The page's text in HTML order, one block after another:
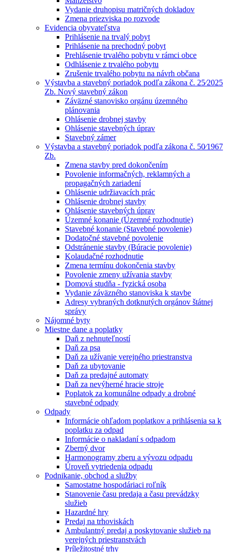
Vydanie druhopisu matričných dokladov
Zmena priezviska po rozvode
Evidencia obyvateľstva
Prihlásenie na trvalý pobyt
Prihlásenie na prechodný pobyt
Prehlásenie trvalého pobytu v rámci obce
Odhlásenie z trvalého pobytu
Zrušenie trvalého pobytu na návrh občana
Výstavba a stavebný poriadok podľa zákona č. 25⁄2025
Zb. Nový stavebný zákon
Záväzné stanovisko orgánu územného
plánovania
Ohlásenie drobnej stavby
Ohlásenie stavebných úprav
Stavebný zámer
Výstavba a stavebný poriadok podľa zákona č. 50⁄1967
Zb.
Zmena stavby pred dokončením
Povolenie informačných, reklamných a
propagačných zariadení
Ohlásenie udržiavacích prác
Ohlásenie drobnej stavby
Ohlásenie stavebných úprav
Územné konanie (Územné rozhodnutie)
Stavebné konanie (Stavebné povolenie)
Dodatočné stavebné povolenie
Odstránenie stavby (Búracie povolenie)
Kolaudačné rozhodnutie
Zmena termínu dokončenia stavby
Povolenie zmeny užívania stavby
Domová studňa - fyzická osoba
Vydanie záväzného stanoviska k stavbe
Adresy vybraných dotknutých orgánov štátnej
správy
Nájomné byty
Miestne dane a poplatky
Daň z nehnuteľností
Daň za psa
Daň za užívanie verejného priestranstva
Daň za ubytovanie
Daň za predajné automaty
Daň za nevýherné hracie stroje
Poplatok za komunálne odpady a drobné
stavebné odpady
Odpady
Informácie ohľadom poplatkov a prihlásenia sa k
poplatku za odpad
Informácie o nakladaní s odpadom
Zberný dvor
Harmonogramy zberu a vývozu odpadu
Úroveň vytriedenia odpadu
Podnikanie, obchod a služby
Samostatne hospodáriaci roľník
Stanovenie času predaja a času prevádzky
služieb
Hazardné hry
Predaj na trhoviskách
Ambulantný predaj a poskytovanie služieb na
verejných priestranstvách
Príležitostné trhy